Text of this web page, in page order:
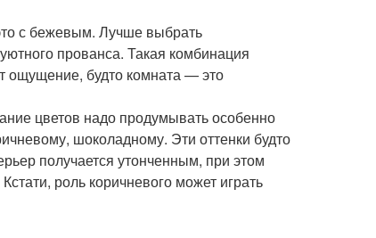
с бежевым. Лучше выбрать
прованса. Такая комбинация
ощущение, будто комната — это
цветов надо продумывать особенно
шоколадному. Эти оттенки будто
получается утонченным, при этом
роль коричневого может играть